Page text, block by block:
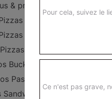
& promos
Junior
Senior
Méga
Buckets
Pastas
Sandwichs
Pour cela, suivez le
Ce n'est pas grave,